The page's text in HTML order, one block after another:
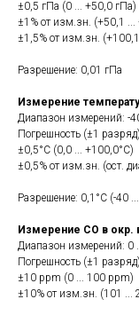
±0,5 гПа (0 ... +50,0 гПа)
±1% от изм.зн. (+50,1 ...
±1,5% от изм.зн.
Разрешение: 0,01 гПа
Измерение
Диапазон измерений: -
Погрешность (±1
±0,5°C (0,0 ... +100,0°C)
±0,5% от изм.зн. (ост.
Разрешение: 0,1°C (-40
Измерение CO в
Диапазон измерений: 0
Погрешность (±1
±10 ppm (0 ... 100 ppm)
±10% от изм.зн. (101 ...